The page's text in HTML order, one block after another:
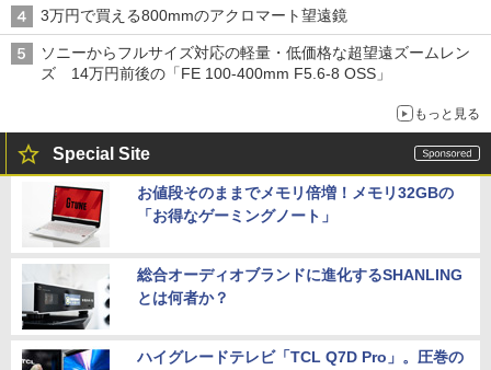
3万円で買える800mmのアクロマート望遠鏡
ソニーからフルサイズ対応の軽量・低価格な超望遠ズームレン
ズ 14万円前後の「FE 100-400mm F5.6-8 OSS」
もっと見る
Special Site
お値段そのままでメモリ倍増！メモリ32GBの
「お得なゲーミングノート」
総合オーディオブランドに進化するSHANLING
とは何者か？
ハイグレードテレビ「TCL Q7D Pro」。圧巻の